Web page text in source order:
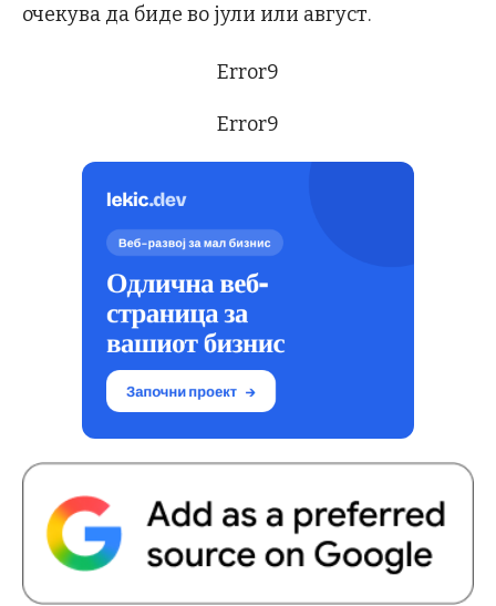
очекува да биде во јули или август.
Error9
Error9